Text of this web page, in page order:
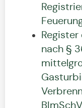
Register
nach §
BImSchV